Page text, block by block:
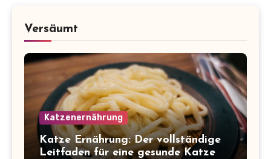
Versäumt
Katzenernährung
Katze Ernährung: Der vollständige
Leitfaden für eine gesunde Katze